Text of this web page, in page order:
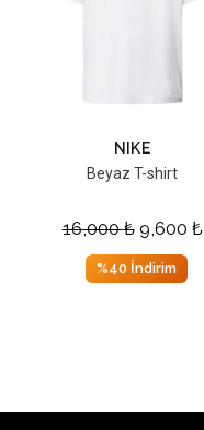
NIKE
Beyaz T-shirt
16,000₺ 9,600 ₺
%40 İndirim